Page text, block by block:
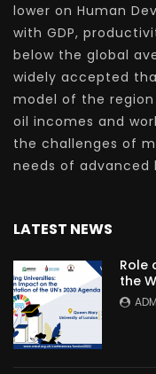
lower on Human
with GDP,
below the global
widely accepted
model of the
oil incomes and
the challenges of
needs of advanced
LATEST NEWS
Role
the